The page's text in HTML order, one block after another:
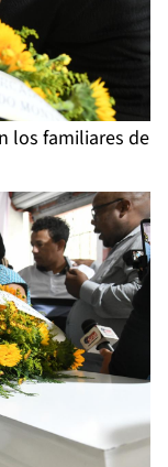
los familiares de